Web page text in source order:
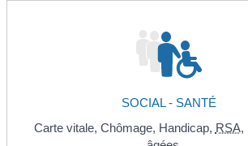
SOCIAL - SANTÉ
Carte vitale, Chômage, Handicap, RSA,